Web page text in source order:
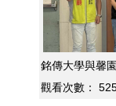
銘傳大學與馨
觀看次數：